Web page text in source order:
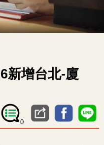
新增台北-廈
0